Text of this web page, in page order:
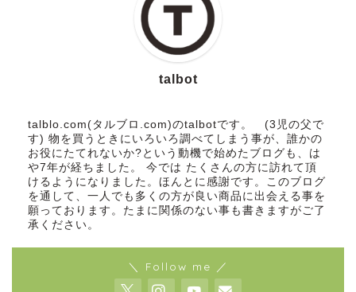
talbot
talblo.com(タルブロ.com)のtalbotです。 (3児の父で
す) 物を買うときにいろいろ調べてしまう事が、誰かの
お役にたてれないか?という動機で始めたブログも、は
や7年が経ちました。 今では たくさんの方に訪れて頂
けるようになりました。ほんとに感謝です。このブログ
を通して、一人でも多くの方が良い商品に出会える事を
願っております。たまに関係のない事も書きますがご了
承ください。
＼ Follow me ／